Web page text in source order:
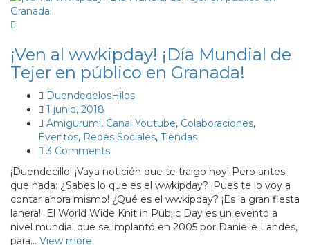
¡Ven al wwkipday! ¡Día Mundial de
Tejer en público en Granada!
DuendedelosHilos
1 junio, 2018
Amigurumi, Canal Youtube, Colaboraciones,
Eventos, Redes Sociales, Tiendas
3 Comments
¡Duendecillo! ¡Vaya notición que te traigo hoy! Pero antes
que nada: ¿Sabes lo que es el wwkipday? ¡Pues te lo voy a
contar ahora mismo! ¿Qué es el wwkipday? ¡Es la gran fiesta
lanera! El World Wide Knit in Public Day es un evento a
nivel mundial que se implantó en 2005 por Danielle Landes,
para… View more